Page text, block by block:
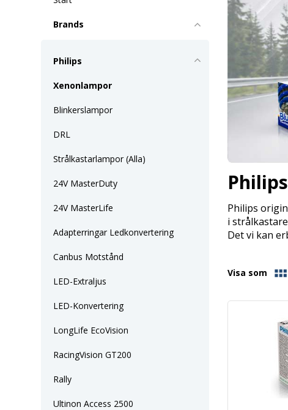
Brands
Philips
Xenonlampor
Blinkerslampor
DRL
Strålkastarlampor (Alla)
24V MasterDuty
24V MasterLife
Adapterringar Ledkonvertering
Canbus Motstånd
LED-Extraljus
LED-Konvertering
LongLife EcoVision
RacingVision GT200
Rally
Ultinon Access 2500
Philips
i
Det vi kan
Visa som